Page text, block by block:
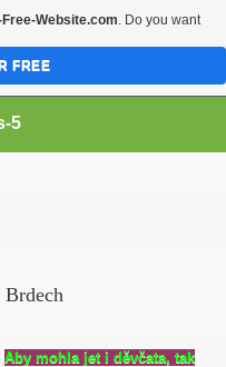
5
Brdech
Aby mohla jet i děvčata, tak
Free-Website.com. Do you want
FREE